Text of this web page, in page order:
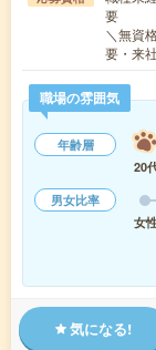
要
＼無資
要・来
職場の雰囲気
年齢層
20
男女比率
女
気になる!